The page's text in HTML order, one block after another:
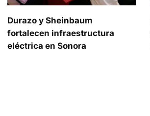
Durazo y Sheinbaum
fortalecen infraestructura
eléctrica en Sonora